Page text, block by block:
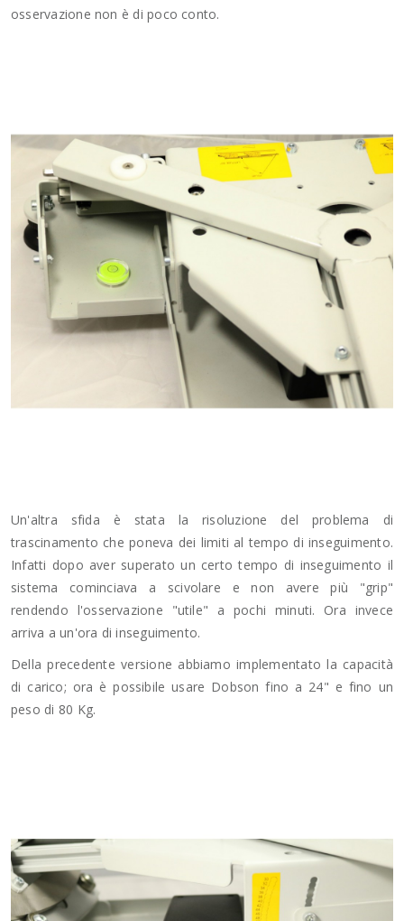
osservazione non è di poco conto.
Un'altra sfida è stata la risoluzione del problema di
trascinamento che poneva dei limiti al tempo di inseguimento.
Infatti dopo aver superato un certo tempo di inseguimento il
sistema cominciava a scivolare e non avere più "grip"
rendendo l'osservazione "utile" a pochi minuti. Ora invece
arriva a un'ora di inseguimento.
Della precedente versione abbiamo implementato la capacità
di carico; ora è possibile usare Dobson fino a 24" e fino un
peso di 80 Kg.